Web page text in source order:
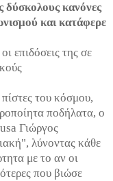
δύσκολους κανόνες
και κατάφερε
επιδόσεις της σε
του κόσμου,
ποδήλατα, ο
Γιώργος
λύνοντας κάθε
με το αν οι
που βιώσε